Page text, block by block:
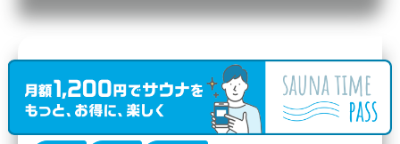
駅から10.84km
ＪＡ鈴鹿さつき温泉（口コミ1件）